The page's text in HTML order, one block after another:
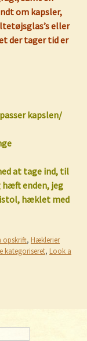
om kapsler,
eller
der tager tid er
kapslen/
at tage ind, til
enden, jeg
hæklet med
opskrift, Hæklerier
kategoriseret, Look a